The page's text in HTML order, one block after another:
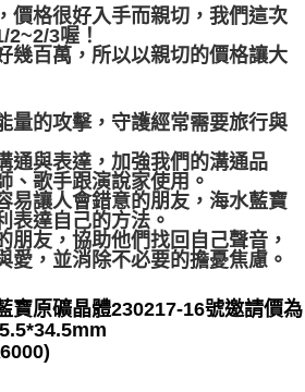
價格很好入手而親切，我們這次
2~2/3喔！
幾百萬，所以以親切的價格讓大
量的攻擊，守護經常需要旅行與
通與表達，加強我們的溝通品
、歌手跟演說家使用。
易讓人會錯意的朋友，海水藍寶
表達自己的方法。
朋友，協助他們找回自己聲音，
愛，並消除不必要的擔憂焦慮。
寶原礦晶體230217-16號邀請價為